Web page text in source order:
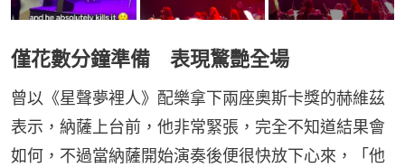
僅花數分鐘準備 表現驚艷全場
曾以《星聲夢裡人》配樂拿下兩座奧斯卡獎的赫維茲
表示，納薩上台前，他非常緊張，完全不知道結果會
如何，不過當納薩開始演奏後便很快放下心來，「他